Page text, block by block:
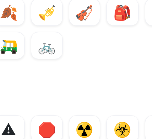
🍂 🎺 🎻 🎒
🛺 🚲
⚠️ 🛑 ☢️ ☣️